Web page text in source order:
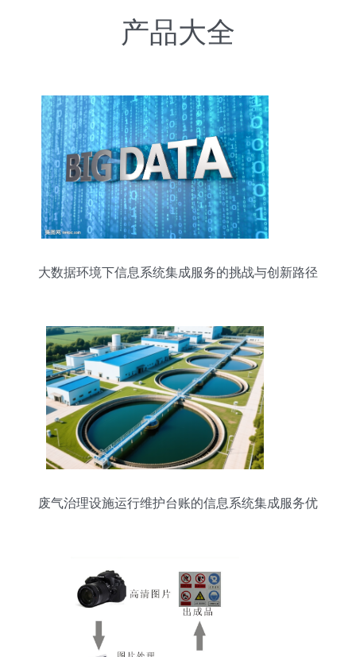
产品大全
大数据环境下信息系统集成服务的挑战与创新路径
废气治理设施运行维护台账的信息系统集成服务优